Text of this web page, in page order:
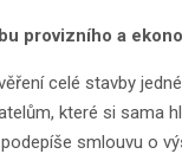
provizního a
celé stavby
které si sama
smlouvu o